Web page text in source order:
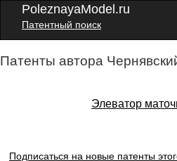
PoleznayaModel.ru
Патентный поиск
Патенты автора
Элеватор
Подписаться на новые патенты